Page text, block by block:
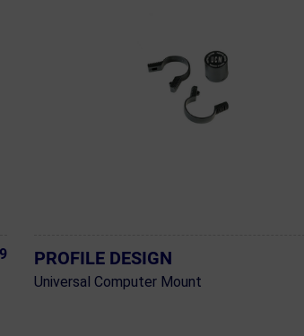
PROFILE DESIGN
Universal Computer Mount